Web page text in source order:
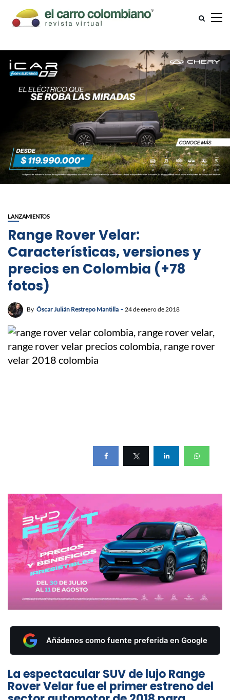
LANZAMIENTOS
Range Rover Velar:
Características, versiones y
precios en Colombia (+78
fotos)
By Óscar Julián Restrepo Mantilla 24 de enero de 2018
Añádenos como fuente preferida en Google
La espectacular SUV de lujo Range
Rover Velar fue el primer estreno del